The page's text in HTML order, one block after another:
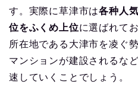
す。実際に草津市は各种人
位をふくめ上位に選ばれて
所在地である大津市を凌ぐ
マンションが建設されるな
速していくことでしょう。